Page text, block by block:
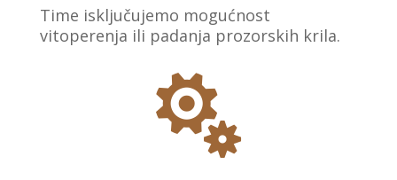
Time isključujemo mogućnost
vitoperenja ili padanja prozorskih krila.
